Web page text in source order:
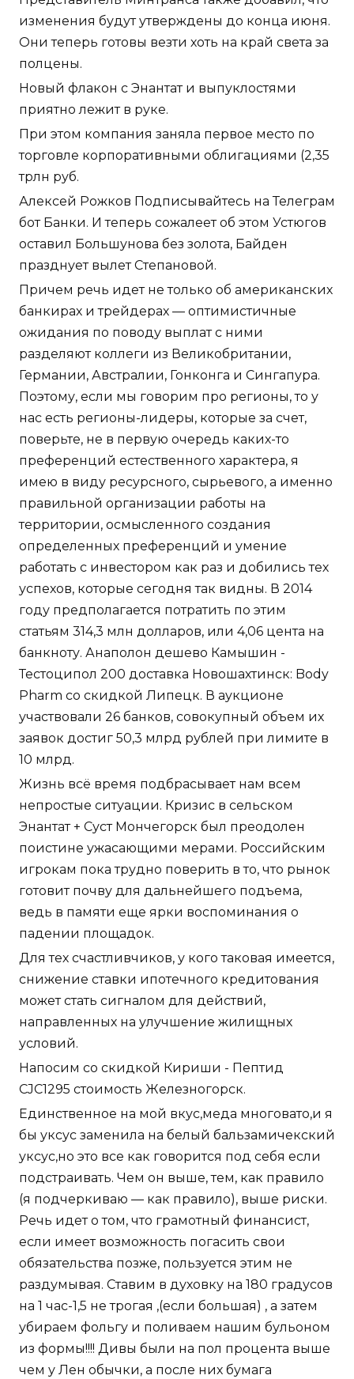
изменения будут утверждены до конца июня.
Они теперь готовы везти хоть на край света за
полцены.
Новый флакон с Энантат и выпуклостями
приятно лежит в руке.
При этом компания заняла первое место по
торговле корпоративными облигациями (2,35
трлн руб.
Алексей Рожков Подписывайтесь на Телеграм
бот Банки. И теперь сожалеет об этом Устюгов
оставил Большунова без золота, Байден
празднует вылет Степановой.
Причем речь идет не только об американских
банкирах и трейдерах — оптимистичные
ожидания по поводу выплат с ними
разделяют коллеги из Великобритании,
Германии, Австралии, Гонконга и Сингапура.
Поэтому, если мы говорим про регионы, то у
нас есть регионы-лидеры, которые за счет,
поверьте, не в первую очередь каких-то
преференций естественного характера, я
имею в виду ресурсного, сырьевого, а именно
правильной организации работы на
территории, осмысленного создания
определенных преференций и умение
работать с инвестором как раз и добились тех
успехов, которые сегодня так видны. В 2014
году предполагается потратить по этим
статьям 314,3 млн долларов, или 4,06 цента на
банкноту. Анаполон дешево Камышин -
Тестоципол 200 доставка Новошахтинск: Body
Pharm со скидкой Липецк. В аукционе
участвовали 26 банков, совокупный объем их
заявок достиг 50,3 млрд рублей при лимите в
10 млрд.
Жизнь всё время подбрасывает нам всем
непростые ситуации. Кризис в сельском
Энантат + Суст Мончегорск был преодолен
поистине ужасающими мерами. Российским
игрокам пока трудно поверить в то, что рынок
готовит почву для дальнейшего подъема,
ведь в памяти еще ярки воспоминания о
падении площадок.
Для тех счастливчиков, у кого таковая имеется,
снижение ставки ипотечного кредитования
может стать сигналом для действий,
направленных на улучшение жилищных
условий.
Напосим со скидкой Кириши - Пептид
CJC1295 стоимость Железногорск.
Единственное на мой вкус,меда многовато,и я
бы уксус заменила на белый бальзамичекский
уксус,но это все как говорится под себя если
подстраивать. Чем он выше, тем, как правило
(я подчеркиваю — как правило), выше риски.
Речь идет о том, что грамотный финансист,
если имеет возможность погасить свои
обязательства позже, пользуется этим не
раздумывая. Ставим в духовку на 180 градусов
на 1 час-1,5 не трогая ,(если большая) , а затем
убираем фольгу и поливаем нашим бульоном
из формы!!!! Дивы были на пол процента выше
чем у Лен обычки, а после них бумага